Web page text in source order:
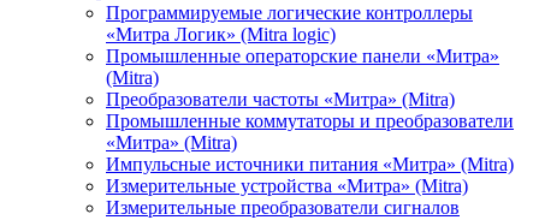
Программируемые логические контроллеры
«Митра Логик» (Mitra logic)
Промышленные операторские панели «Митра»
(Mitra)
Преобразователи частоты «Митра» (Mitra)
Промышленные коммутаторы и преобразователи
«Митра» (Mitra)
Импульсные источники питания «Митра» (Mitra)
Измерительные устройства «Митра» (Mitra)
Измерительные преобразователи сигналов